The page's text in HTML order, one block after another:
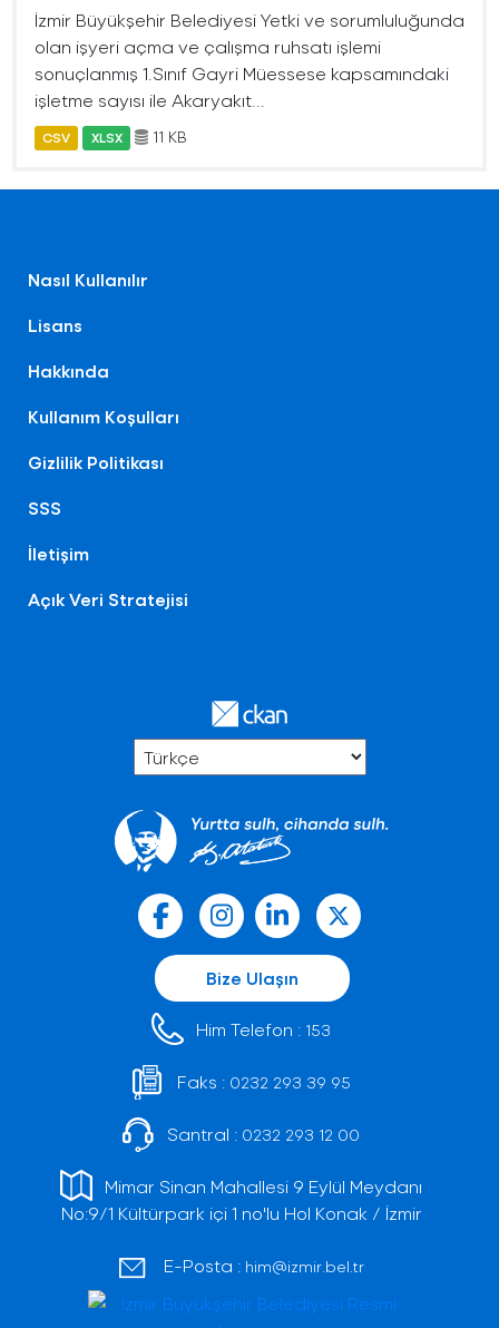
İzmir Büyükşehir Belediyesi Yetki ve sorumluluğunda
olan işyeri açma ve çalışma ruhsatı işlemi
sonuçlanmış 1.Sınıf Gayri Müessese kapsamındaki
işletme sayısı ile Akaryakıt...
CSV XLSX 11 KB
Nasıl Kullanılır
Lisans
Hakkında
Kullanım Koşulları
Gizlilik Politikası
SSS
İletişim
Açık Veri Stratejisi
Bize Ulaşın
Him Telefon : 153
Faks : 0232 293 39 95
Santral : 0232 293 12 00
Mimar Sinan Mahallesi 9 Eylül Meydanı
No:9/1 Kültürpark içi 1 no'lu Hol Konak / İzmir
E-Posta : him@izmir.bel.tr